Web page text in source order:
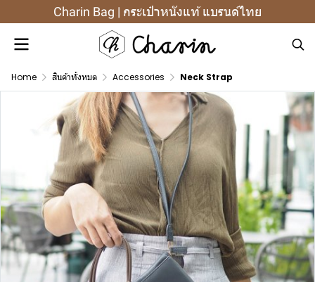
Charin Bag | กระเป๋าหนังแท้ แบรนด์ไทย
Home สินค้าทั้งหมด Accessories Neck Strap